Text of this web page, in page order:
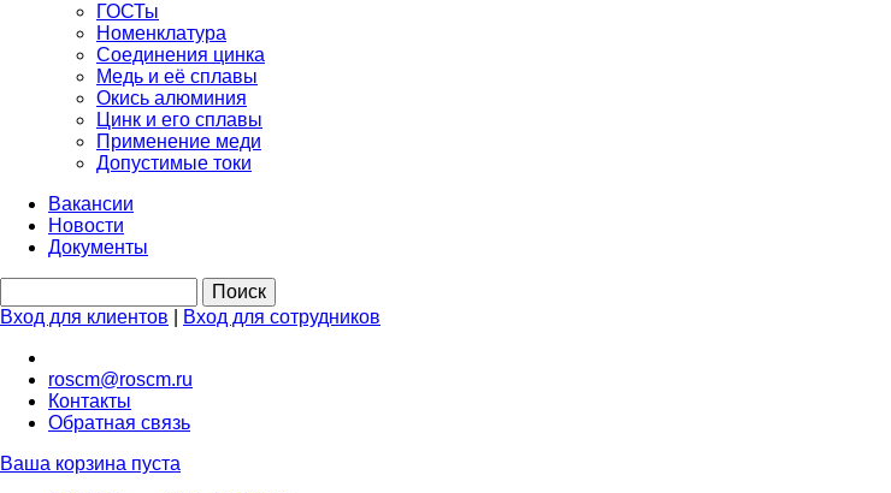
ГОСТы
Номенклатура
Соединения цинка
Медь и её сплавы
Окись алюминия
Цинк и его сплавы
Применение меди
Допустимые токи
Вакансии
Новости
Документы
Вход для клиентов Вход для сотрудников
roscm@roscm.ru
Контакты
Обратная связь
Ваша корзина пуста